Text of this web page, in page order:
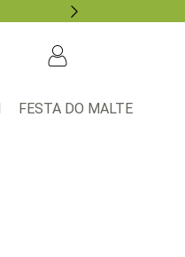
Next
FESTA DO MALTE